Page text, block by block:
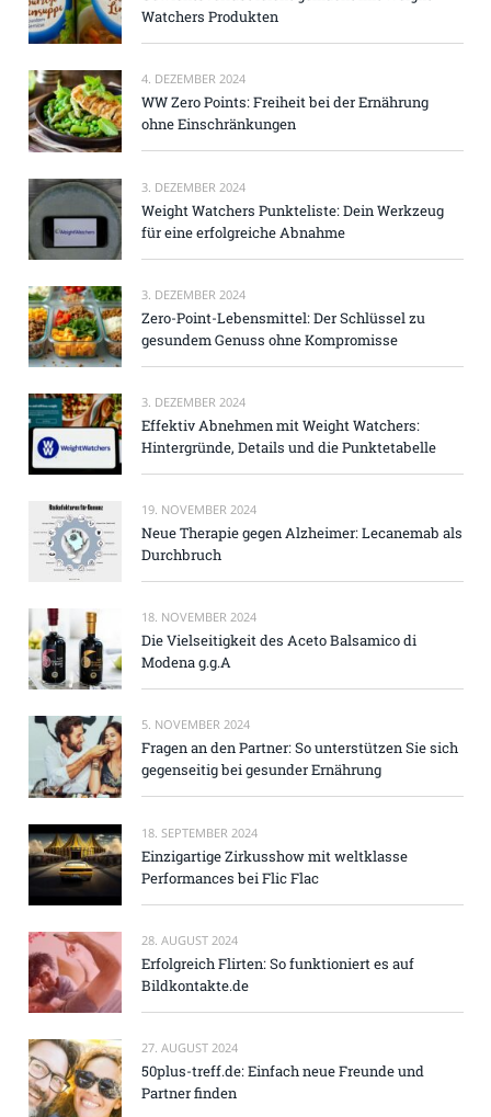
Watchers Produkten
4. DEZEMBER 2024
WW Zero Points: Freiheit bei der Ernährung
ohne Einschränkungen
3. DEZEMBER 2024
Weight Watchers Punkteliste: Dein Werkzeug
für eine erfolgreiche Abnahme
3. DEZEMBER 2024
Zero-Point-Lebensmittel: Der Schlüssel zu
gesundem Genuss ohne Kompromisse
3. DEZEMBER 2024
Effektiv Abnehmen mit Weight Watchers:
Hintergründe, Details und die Punktetabelle
19. NOVEMBER 2024
Neue Therapie gegen Alzheimer: Lecanemab als
Durchbruch
18. NOVEMBER 2024
Die Vielseitigkeit des Aceto Balsamico di
Modena g.g.A
5. NOVEMBER 2024
Fragen an den Partner: So unterstützen Sie sich
gegenseitig bei gesunder Ernährung
18. SEPTEMBER 2024
Einzigartige Zirkusshow mit weltklasse
Performances bei Flic Flac
28. AUGUST 2024
Erfolgreich Flirten: So funktioniert es auf
Bildkontakte.de
27. AUGUST 2024
50plus-treff.de: Einfach neue Freunde und
Partner finden